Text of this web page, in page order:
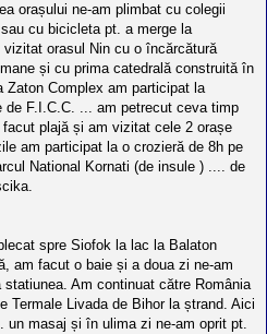
orașului ne-am plimbat cu colegii
cu bicicleta pt. a merge la
orasul Nin cu o încărcătură
și cu prima catedrală construită în
Complex am participat la
de F.I.C.C. ... am petrecut ceva timp
plajă și am vizitat cele 2 orașe
am participat la o crozieră de 8h pe
National Kornati (de insule ) .... de
spre Siofok la lac la Balaton
am facut o baie și a doua zi ne-am
Am continuat către România
Termale Livada de Bihor la ștrand. Aici
un masaj și în ulima zi ne-am oprit pt.